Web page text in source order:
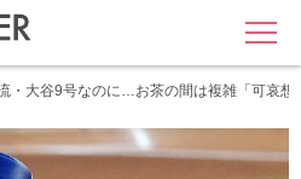
MENU
・大谷9号なのに…お茶の間は複雑「可哀